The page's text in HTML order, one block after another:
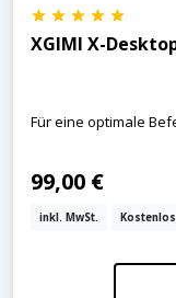
XGIMI X-
Für eine optimale
99,00 €
inkl. MwSt.